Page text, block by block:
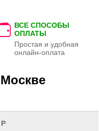
ВСЕ СПОСОБЫ
ОПЛАТЫ
Простая и удобная
онлайн-оплата